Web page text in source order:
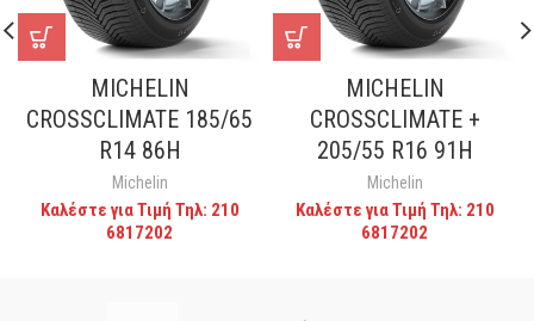
MICHELIN
CROSSCLIMATE 185/65
R14 86H
Michelin
Καλέστε για Τιμή Τηλ: 210
6817202
MICHELIN
CROSSCLIMATE +
205/55 R16 91H
Michelin
Καλέστε για Τιμή Τηλ: 210
6817202